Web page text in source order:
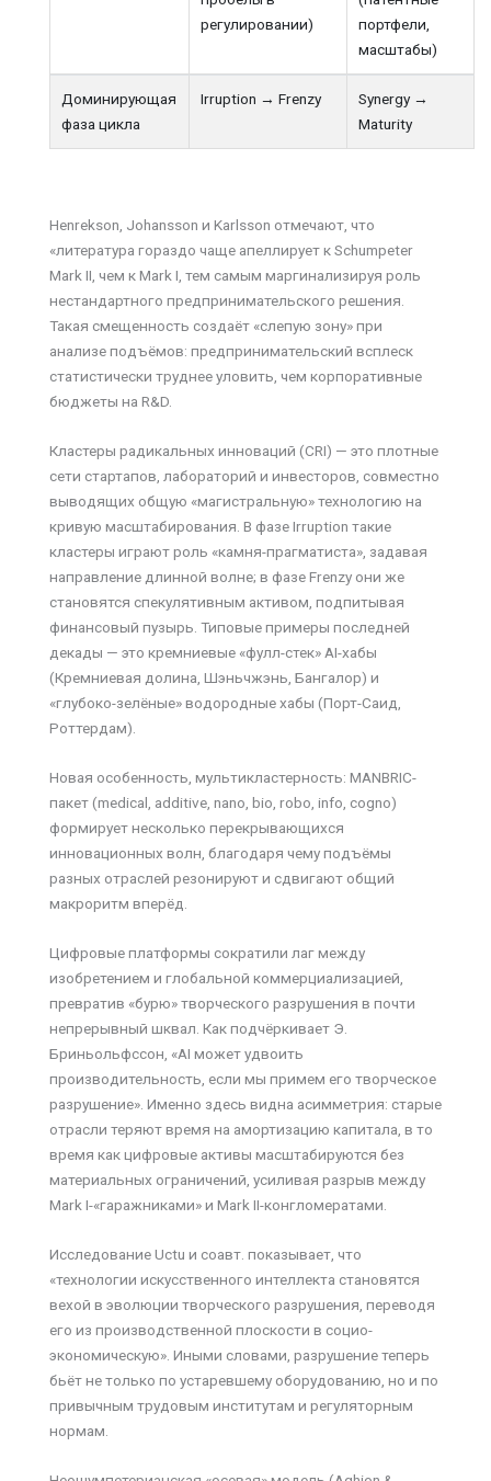
регулировании)
портфели,
масштабы)
Доминирующая
фаза цикла
Irruption → Frenzy
Synergy →
Maturity
Henrekson, Johansson и Karlsson отмечают, что
«литература гораздо чаще апеллирует к Schumpeter
Mark II, чем к Mark I, тем самым маргинализируя роль
нестандартного предпринимательского решения.
Такая смещенность создаёт «слепую зону» при
анализе подъёмов: предпринимательский всплеск
статистически труднее уловить, чем корпоративные
бюджеты на R&D.
Кластеры радикальных инноваций (CRI) — это плотные
сети стартапов, лабораторий и инвесторов, совместно
выводящих общую «магистральную» технологию на
кривую масштабирования. В фазе Irruption такие
кластеры играют роль «камня-прагматиста», задавая
направление длинной волне; в фазе Frenzy они же
становятся спекулятивным активом, подпитывая
финансовый пузырь. Типовые примеры последней
декады — это кремниевые «фулл-стек» AI-хабы
(Кремниевая долина, Шэньчжэнь, Бангалор) и
«глубоко-зелёные» водородные хабы (Порт-Саид,
Роттердам).
Новая особенность, мультикластерность: MANBRIC-
пакет (medical, additive, nano, bio, robo, info, cogno)
формирует несколько перекрывающихся
инновационных волн, благодаря чему подъёмы
разных отраслей резонируют и сдвигают общий
макроритм вперёд.
Цифровые платформы сократили лаг между
изобретением и глобальной коммерциализацией,
превратив «бурю» творческого разрушения в почти
непрерывный шквал. Как подчёркивает Э.
Бриньольфссон, «AI может удвоить
производительность, если мы примем его творческое
разрушение». Именно здесь видна асимметрия: старые
отрасли теряют время на амортизацию капитала, в то
время как цифровые активы масштабируются без
материальных ограничений, усиливая разрыв между
Mark I-«гаражниками» и Mark II-конгломератами.
Исследование Uctu и соавт. показывает, что
«технологии искусственного интеллекта становятся
вехой в эволюции творческого разрушения, переводя
его из производственной плоскости в социо-
экономическую». Иными словами, разрушение теперь
бьёт не только по устаревшему оборудованию, но и по
привычным трудовым институтам и регуляторным
нормам.